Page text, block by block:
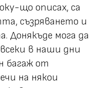
що описах, са
съзряването и
Донякъде мога да
в наши дни
багаж от
на някои